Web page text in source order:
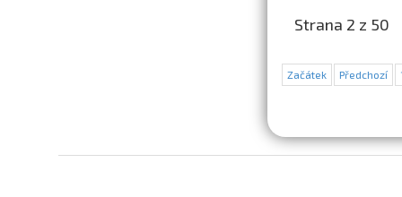
Strana 2 z 50
Začátek Předchozí